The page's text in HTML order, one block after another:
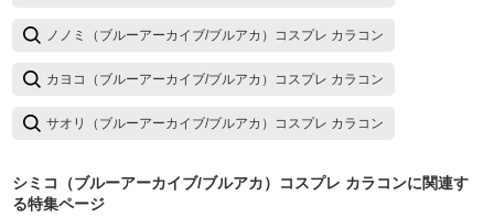
ノノミ（ブルーアーカイブ/ブルアカ）コスプレ カラコン
カヨコ（ブルーアーカイブ/ブルアカ）コスプレ カラコン
サオリ（ブルーアーカイブ/ブルアカ）コスプレ カラコン
シミコ（ブルーアーカイブ/ブルアカ）コスプレ カラコンに関連す
る特集ページ